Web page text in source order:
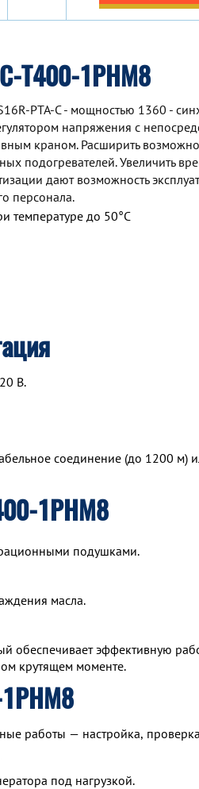
Т400-1РНМ8
PTA-C - мощностью 1360 -
напряжения с
краном. Расширить
подогревателей. Увеличить
дают возможность
персонала.
температуре до 50°С
В.
соединение (до 1200 м)
1РНМ8
подушками.
масла.
обеспечивает эффективную
крутящем моменте.
работы — настройка,
под нагрузкой.